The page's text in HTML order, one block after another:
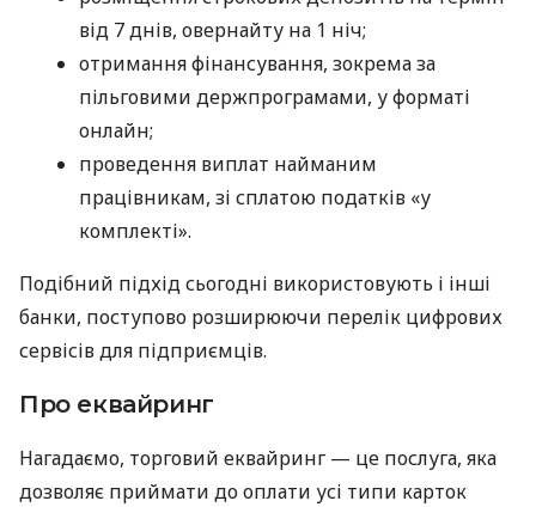
від 7 днів, овернайту на 1 ніч;
отримання фінансування, зокрема за
пільговими держпрограмами, у форматі
онлайн;
проведення виплат найманим
працівникам, зі сплатою податків «у
комплекті».
Подібний підхід сьогодні використовують і інші
банки, поступово розширюючи перелік цифрових
сервісів для підприємців.
Про еквайринг
Нагадаємо, торговий еквайринг — це послуга, яка
дозволяє приймати до оплати усі типи карток